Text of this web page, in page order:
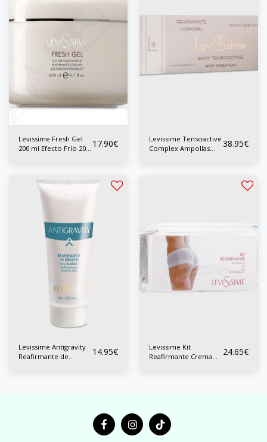
Levissime Fresh Gel
200 ml Efecto Frío 200
17.90€
Levissime Tensoactive
Complex Ampollas
38.95€
Levissime Antigravity
Reafirmante de
14.95€
Levissime Kit
Reafirmante Crema
24.65€